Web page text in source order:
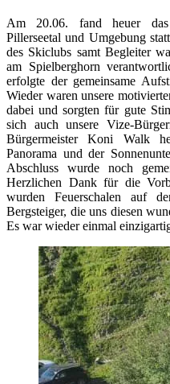
Am 20.06. fand heuer das
Pillerseetal und Umgebung
des Skiclubs samt Begleiter
am Spielberghorn
erfolgte der gemeinsame
Wieder waren unsere
dabei und sorgten für gute
sich auch unsere Vize-
Bürgermeister Koni Walk
Panorama und der
Abschluss wurde noch
Herzlichen Dank für die
wurden Feuerschalen auf
Bergsteiger, die uns diesen
Es war wieder einmal